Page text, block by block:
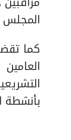
المجلس
بأنشطة